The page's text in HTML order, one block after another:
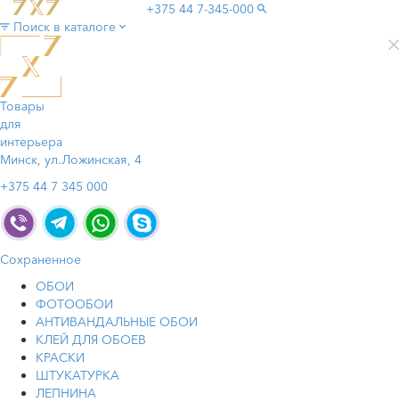
+375 44 7-345-000
Поиск в каталоге
Товары
для
интерьера
Минск, ул.Ложинская, 4
+375 44 7 345 000
Сохраненное
ОБОИ
ФОТООБОИ
АНТИВАНДАЛЬНЫЕ ОБОИ
КЛЕЙ ДЛЯ ОБОЕВ
КРАСКИ
ШТУКАТУРКА
ЛЕПНИНА